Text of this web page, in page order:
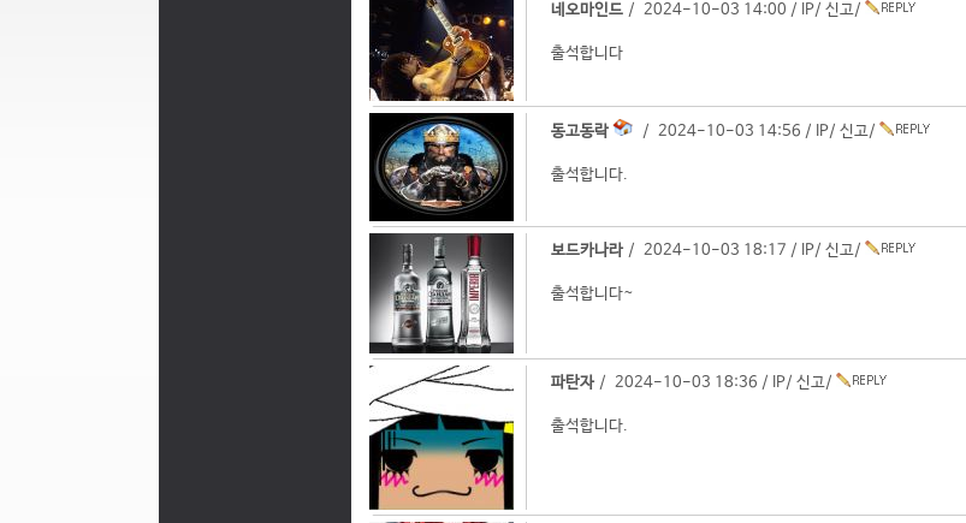
네오마인드 / 2024-10-03 14:00 / IP/ 신고/
출석합니다
동고동락 / 2024-10-03 14:56 / IP/ 신고/
출석합니다.
보드카나라 / 2024-10-03 18:17 / IP/ 신고/
출석합니다~
파탄자 / 2024-10-03 18:36 / IP/ 신고/
출석합니다.